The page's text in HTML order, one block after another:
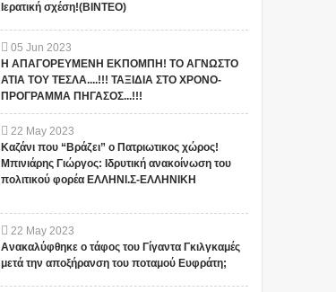
Ιερατική σχέση!(ΒΙΝΤΕΟ)
05 Jun 2023
Η ΑΠΑΓΟΡΕΥΜΕΝΗ ΕΚΠΟΜΠΗ! ΤΟ ΑΓΝΩΣΤΟ
ΑΤΙΑ ΤΟΥ ΤΕΣΛΑ....!!! ΤΑΞΙΔΙΑ ΣΤΟ ΧΡΟΝΟ-
ΠΡΟΓΡΑΜΜΑ ΠΗΓΑΣΟΣ...!!!
22 May 2023
Καζάνι που “Βράζει” ο Πατριωτικος χώρος!
Μπινιάρης Γιώργος: Ιδρυτική ανακοίνωση του
πολιτικού φορέα ΕΛΛΗΝΙ.Σ-ΕΛΛΗΝΙΚΗ
22 May 2023
Ανακαλύφθηκε ο τάφος του Γίγαντα Γκιλγκαμές
μετά την αποξήρανση του ποταμού Ευφράτη;